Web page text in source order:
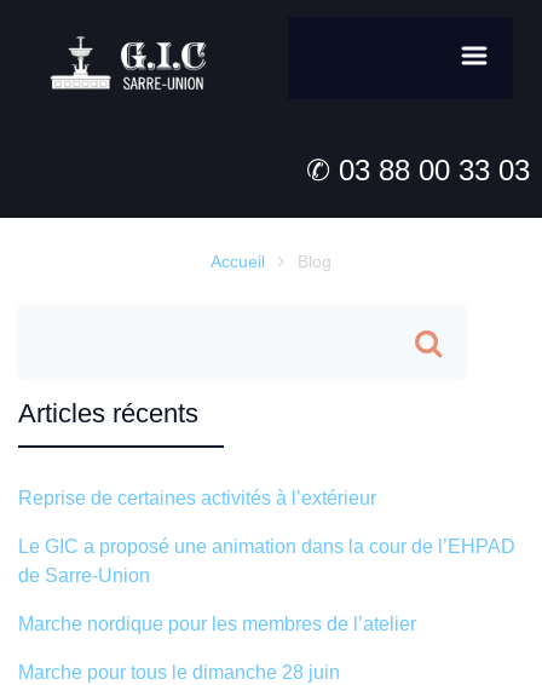
✆ 03 88 00 33 03
Accueil  Blog
Articles récents
Reprise de certaines activités à l’extérieur
Le GIC a proposé une animation dans la cour de l’EHPAD
de Sarre-Union
Marche nordique pour les membres de l’atelier
Marche pour tous le dimanche 28 juin